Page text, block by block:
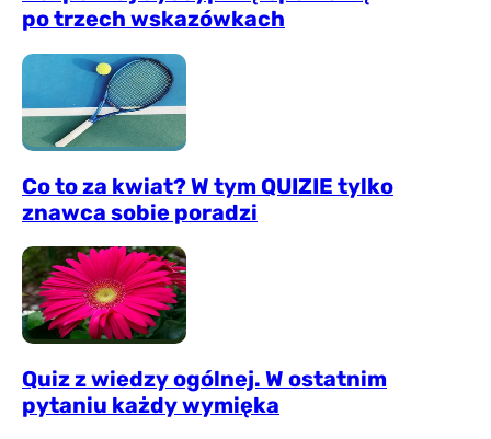
po trzech wskazówkach
Co to za kwiat? W tym QUIZIE tylko
znawca sobie poradzi
Quiz z wiedzy ogólnej. W ostatnim
pytaniu każdy wymięka